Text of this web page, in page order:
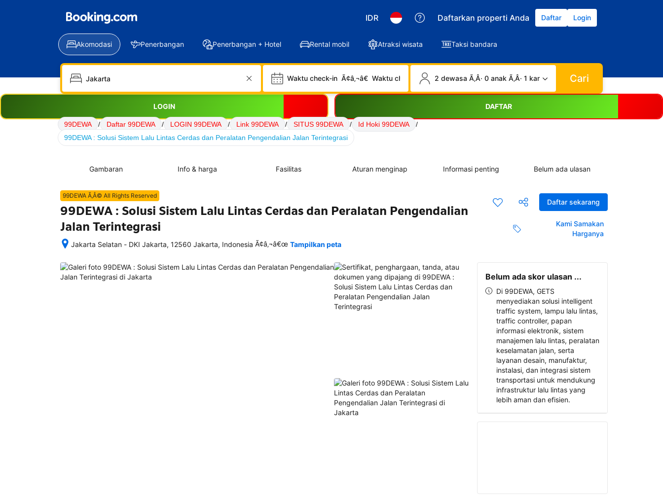
IDR Daftarkan properti Anda Daftar Login
Akomodasi Penerbangan Penerbangan + Hotel Rental mobil Atraksi wisata Taksi bandara
Waktu check-in Ã¢â‚¬â€ Waktu check-out 2 dewasa Ã‚Â· 0 anak Ã‚Â· 1 kamar Cari
LOGIN DAFTAR
99DEWA / Daftar 99DEWA / LOGIN 99DEWA / Link 99DEWA / SITUS 99DEWA / Id Hoki 99DEWA
/
99DEWA : Solusi Sistem Lalu Lintas Cerdas dan Peralatan Pengendalian Jalan Terintegrasi
Gambaran Info & harga Fasilitas Aturan menginap Informasi penting Belum ada ulasan
Daftar sekarang
Kami Samakan
Harganya
99DEWA Ã‚Â© All Rights Reserved
99DEWA : Solusi Sistem Lalu Lintas Cerdas dan Peralatan Pengendalian
Jalan Terintegrasi
Jakarta Selatan - DKI Jakarta, 12560 Jakarta, Indonesia
memesan,
semua
Ã¢â‚¬â€œ Tampilkan peta
Belum ada skor ulasan ...
Di 99DEWA, GETS
menyediakan solusi intelligent
traffic system, lampu lalu lintas,
traffic controller, papan
informasi elektronik, sistem
manajemen lalu lintas, peralatan
keselamatan jalan, serta
layanan desain, manufaktur,
instalasi, dan integrasi sistem
transportasi untuk mendukung
infrastruktur lalu lintas yang
lebih aman dan efisien.